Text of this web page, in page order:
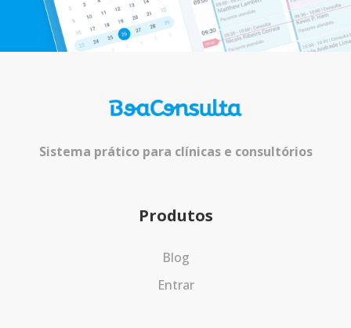
Sistema prático para clínicas e consultórios
Produtos
Blog
Entrar